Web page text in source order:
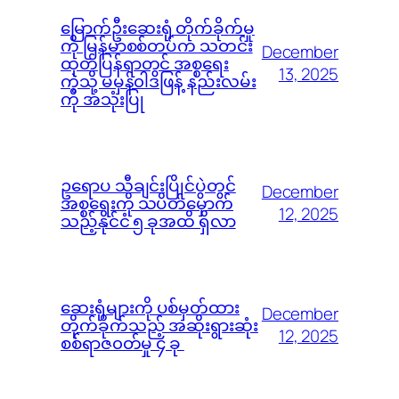
မြောက်ဦးဆေးရုံ တိုက်ခိုက်မှု
ကို မြန်မာစစ်တပ်က သတင်း
ထုတ်ပြန်ရာတွင် အစ္စရေး
ကဲ့သို့ မမှန်၀ါဒဖြန့် နည်းလမ်း
ကို အသုံးပြု
December
13, 2025
ဥရောပ သီချင်းပြိုင်ပွဲတွင်
အစ္စရေးကို သပိတ်မှောက်
သည့်နိုင်ငံ ၅ ခုအထိ ရှိလာ
December
12, 2025
ဆေးရုံများကို ပစ်မှတ်ထား
တိုက်ခိုက်သည့် အဆိုးရွားဆုံး
စစ်ရာဇ၀တ်မှု ၄ ခု
December
12, 2025